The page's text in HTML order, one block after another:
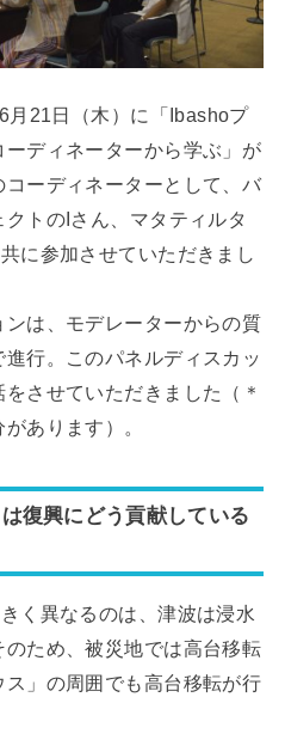
月21日（木）に「Ibashoプ
ディネーターから学ぶ」が
ーディネーターとして、バ
トのIさん、マタティルタ
に参加させていただきまし
は、モデレーターからの質
行。このパネルディスカッ
させていただきました（＊
あります）。
復興にどう貢献している
く異なるのは、津波は浸水
ため、被災地では高台移転
」の周囲でも高台移転が行